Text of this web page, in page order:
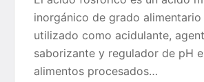
inorgánico de grado
utilizado como acidulante,
saborizante y regulador de pH
alimentos procesados…